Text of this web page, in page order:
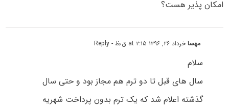
امکان پذیر هست؟
مهساخرداد ۲۶, ۱۳۹۶ at ۲:۱۵ ق٫ظ - Reply
سلام
سال های قبل تا دو ترم هم مجاز بود و حتی سال
گذشته اعلام شد که یک ترم بدون پرداخت شهریه